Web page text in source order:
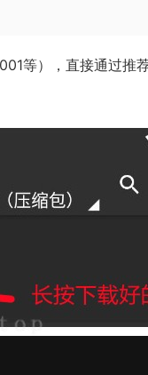
等），直接通过推